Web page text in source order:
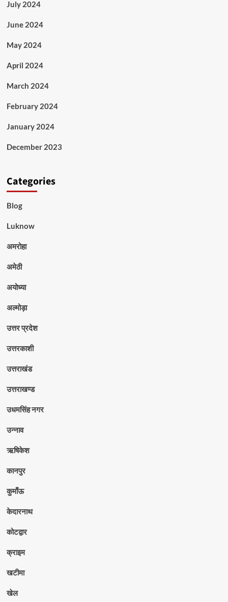
July 2024
June 2024
May 2024
April 2024
March 2024
February 2024
January 2024
December 2023
Categories
Blog
Luknow
अमरोहा
अमेठी
अयोध्या
अल्मोड़ा
उत्तर प्रदेश
उत्तरकाशी
उत्तराखंड
उत्तराखण्ड
उधमसिंह नगर
उन्नाव
ऋषिकेश
कानपुर
कुमाँऊ
केदारनाथ
कोटद्वार
क्राइम
खटीमा
खेल